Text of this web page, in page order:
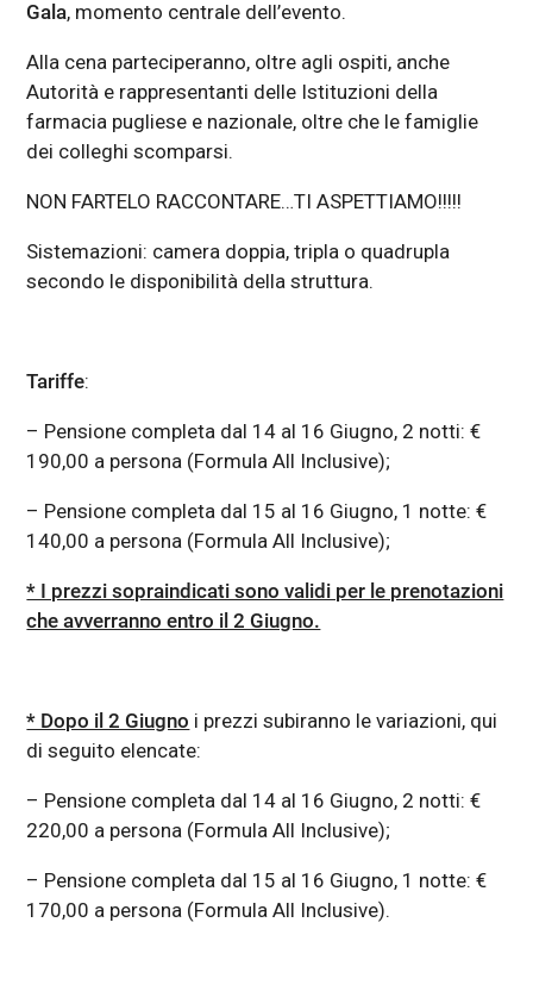
Gala, momento centrale dell’evento.
Alla cena parteciperanno, oltre agli ospiti, anche
Autorità e rappresentanti delle Istituzioni della
farmacia pugliese e nazionale, oltre che le famiglie
dei colleghi scomparsi.
NON FARTELO RACCONTARE…TI ASPETTIAMO!!!!!
Sistemazioni: camera doppia, tripla o quadrupla
secondo le disponibilità della struttura.
Tariffe:
– Pensione completa dal 14 al 16 Giugno, 2 notti: €
190,00 a persona (Formula All Inclusive);
– Pensione completa dal 15 al 16 Giugno, 1 notte: €
140,00 a persona (Formula All Inclusive);
* I prezzi sopraindicati sono validi per le prenotazioni
che avverranno entro il 2 Giugno.
* Dopo il 2 Giugno i prezzi subiranno le variazioni, qui
di seguito elencate:
– Pensione completa dal 14 al 16 Giugno, 2 notti: €
220,00 a persona (Formula All Inclusive);
– Pensione completa dal 15 al 16 Giugno, 1 notte: €
170,00 a persona (Formula All Inclusive).